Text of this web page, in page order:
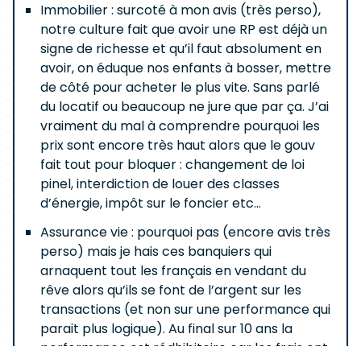
Immobilier : surcoté à mon avis (très perso),
notre culture fait que avoir une RP est déjà un
signe de richesse et qu’il faut absolument en
avoir, on éduque nos enfants à bosser, mettre
de côté pour acheter le plus vite. Sans parlé
du locatif ou beaucoup ne jure que par ça. J’ai
vraiment du mal à comprendre pourquoi les
prix sont encore très haut alors que le gouv
fait tout pour bloquer : changement de loi
pinel, interdiction de louer des classes
d’énergie, impôt sur le foncier etc…
Assurance vie : pourquoi pas (encore avis très
perso) mais je hais ces banquiers qui
arnaquent tout les français en vendant du
rêve alors qu’ils se font de l’argent sur les
transactions (et non sur une performance qui
parait plus logique). Au final sur 10 ans la